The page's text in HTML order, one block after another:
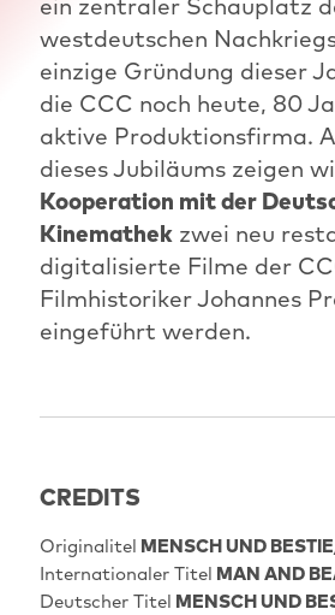
ein zentraler Schauplatz
westdeutschen
einzige Gründung dieser
die CCC noch heute, 80
aktive Produktionsfirma.
dieses Jubiläums zeigen
Kooperation mit der
Kinemathekzwei neu
digitalisierte Filme der
Filmhistoriker Johannes
eingeführt werden.
CREDITS
Originalitel MENSCH UND
Internationaler Titel MAN AND
Deutscher Titel MENSCH UND